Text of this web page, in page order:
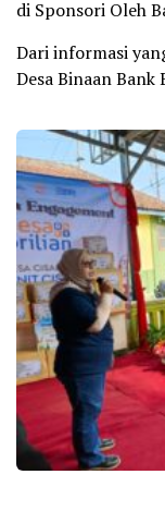
di Sponsori Oleh
Dari informasi
Desa Binaan Bank